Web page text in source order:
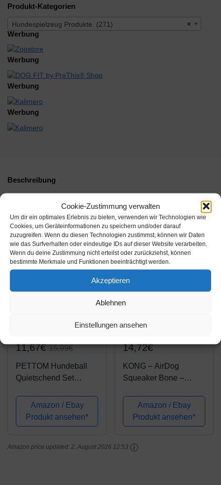
Cookie-Zustimmung verwalten
Um dir ein optimales Erlebnis zu bieten, verwenden wir Technologien wie
Cookies, um Geräteinformationen zu speichern und/oder darauf
zuzugreifen. Wenn du diesen Technologien zustimmst, können wir Daten
wie das Surfverhalten oder eindeutige IDs auf dieser Website verarbeiten.
Wenn du deine Zustimmung nicht erteilst oder zurückziehst, können
bestimmte Merkmale und Funktionen beeinträchtigt werden.
Akzeptieren
Ablehnen
Einstellungen ansehen
Produkt-Kategorien
×
Hundespielzeug Produkte (271)
Werbung
Werbung
Werbung
Werbung
Beschreibung
Zusätzliche Informationen
-27%
11,67€15,99€
PETTOM Hundeball
Quietschend Set
Quietschball für Große
und Kleine Hunde, 3
Packungen (Orange,
Amazon / Ebay
Produkt ansehen*
Amazon.de
14,72€
KONG – AirDog
Squeaker Bone –
Federndes
Apportierspielzeug aus
Tennisballmaterial –
Amazon / Ebay
Produkt ansehen*
Amazon price updated: 2. August 2026 12:53